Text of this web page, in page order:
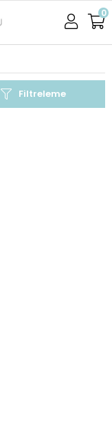
0
Filtreleme